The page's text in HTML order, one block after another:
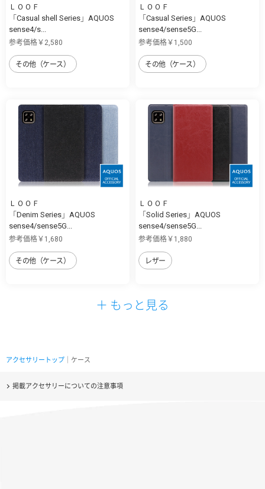
ＬＯＯＦ
「Casual shell Series」AQUOS
sense4/s...
参考価格￥2,580
その他（ケース）
ＬＯＯＦ
「Casual Series」AQUOS
sense4/sense5G...
参考価格￥1,500
その他（ケース）
ＬＯＯＦ
「Denim Series」AQUOS
sense4/sense5G...
参考価格￥1,680
その他（ケース）
ＬＯＯＦ
「Solid Series」AQUOS
sense4/sense5G...
参考価格￥1,880
レザー
＋ もっと見る
アクセサリートップ ｜ケース
掲載アクセサリーについての注意事項